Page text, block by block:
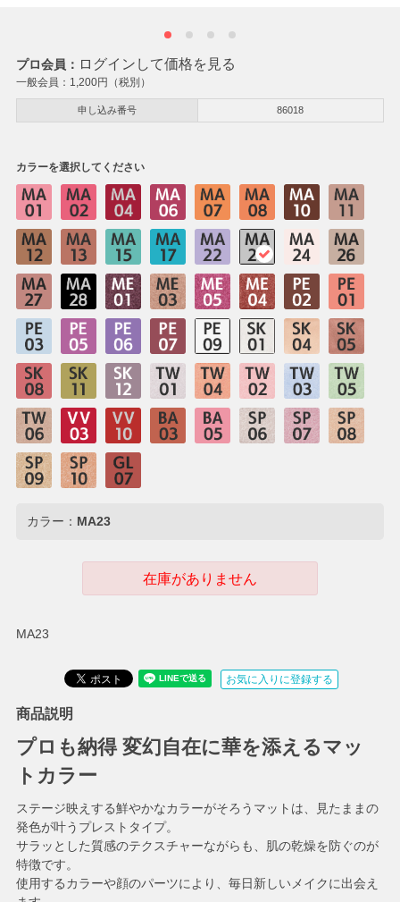
プロ会員： ログインして価格を見る
一般会員： 1,200円（税別）
申し込み番号 86018
MA23
カラーを選択してください
カラー： MA23
在庫がありません
お気に入りに登録する
商品説明
プロも納得 変幻自在に華を添えるマッ
トカラー
ステージ映えする鮮やかなカラーがそろうマットは、見たままの
発色が叶うプレストタイプ。
サラッとした質感のテクスチャーながらも、肌の乾燥を防ぐのが
特徴です。
使用するカラーや顔のパーツにより、毎日新しいメイクに出会え